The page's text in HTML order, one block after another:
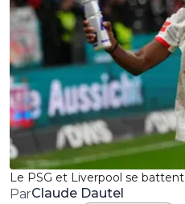
Le PSG et Liverpool se
ParClaude Dautel